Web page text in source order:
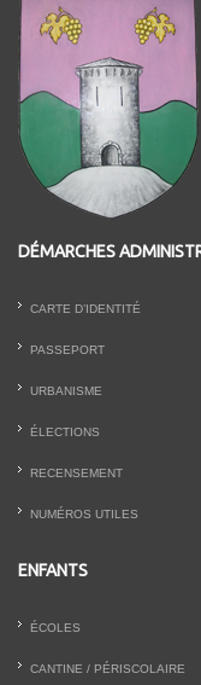
DÉMARCHES
CARTE D’IDENTITÉ
PASSEPORT
URBANISME
ÉLECTIONS
RECENSEMENT
NUMÉROS UTILES
ENFANTS
ÉCOLES
CANTINE / PÉRISCOLAIRE